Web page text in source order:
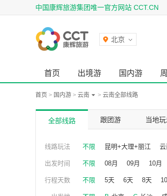
中国康辉旅游集团唯一官方网站 CCT.CN
北京
首页 出境游 国内游
首页 > 国内游 > 云南 > 云南全部线路
全部线路 跟团游 当地
线路玩法 不限 昆明+大理+丽江
出发时间 不限 08月 09月 10月
2027年06月
2027年
行程天数 不限 5天 6天 8天